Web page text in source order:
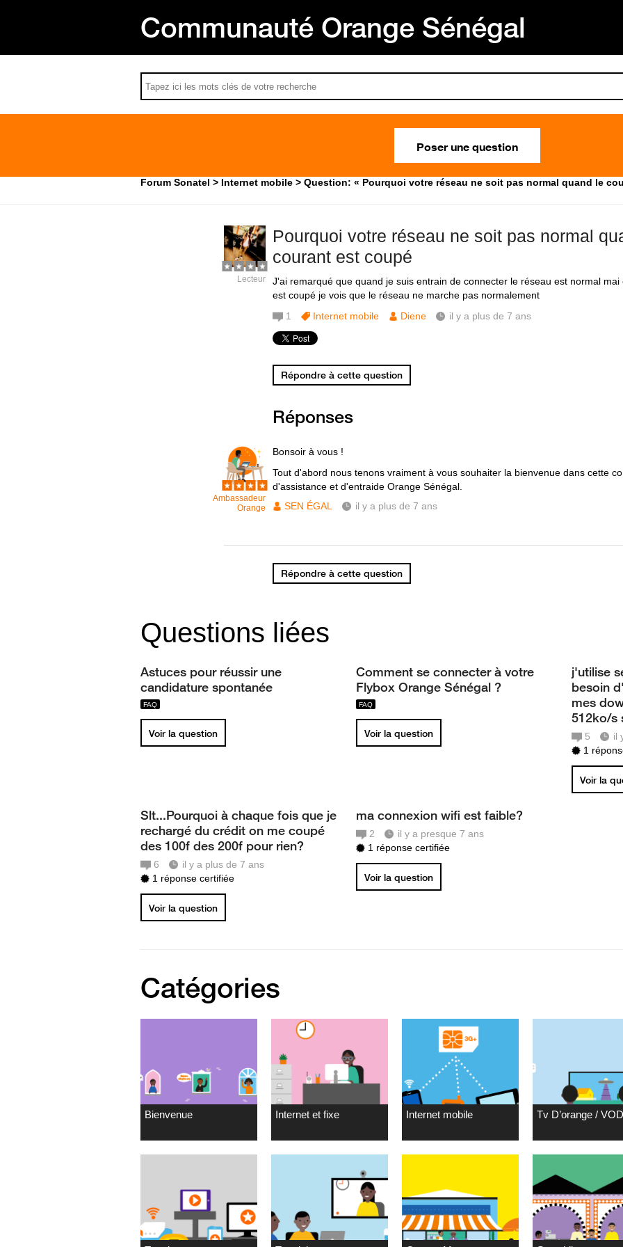
Communauté Orange Sénégal
Poser une question
Forum Sonatel Internet mobile Question: « Pourquoi votre réseau ne soit pas normal quand le
Pourquoi votre réseau ne soit pas normal
courant est coupé
J'ai remarqué que quand je suis entrain de connecter le réseau est normal
est coupé je vois que le réseau ne marche pas normalement
Lecteur
1 Internet mobile Diene il y a plus de 7 ans
Répondre à cette question
Réponses
Ambassadeur
Orange
Bonsoir à vous !
Tout d'abord nous tenons vraiment à vous souhaiter la bienvenue dans cette
d'assistance et d'entraide Orange Sénégal.
SEN ÉGAL
il y a plus de 7 ans
Répondre à cette question
Questions liées
Astuces pour réussir une
candidature spontanée
Voir la question
Comment se connecter à votre
Flybox Orange Sénégal ?
Voir la question
j'utilise
besoin
mes
512ko/s
5
il
1
Voir la
Slt...Pourquoi à chaque fois que je
rechargé du crédit on me coupé
des 100f des 200f pour rien?
6
il y a plus de 7 ans
1 réponse certifiée
Voir la question
ma connexion wifi est faible?
2
il y a presque 7 ans
1 réponse certifiée
Voir la question
Catégories
Bienvenue Internet et fixe Internet mobile Tv D’orange / VOD